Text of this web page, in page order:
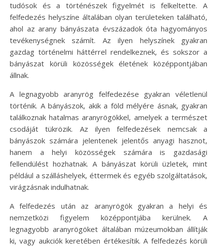
tudósok és a történészek figyelmét is felkeltette. A
felfedezés helyszíne általában olyan területeken található,
ahol az arany bányászata évszázadok óta hagyományos
tevékenységnek számít. Az ilyen helyszínek gyakran
gazdag történelmi háttérrel rendelkeznek, és sokszor a
bányászat körüli közösségek életének középpontjában
állnak.
A legnagyobb aranyrög felfedezése gyakran véletlenül
történik. A bányászok, akik a föld mélyére ásnak, gyakran
találkoznak hatalmas aranyrögökkel, amelyek a természet
csodáját tükrözik. Az ilyen felfedezések nemcsak a
bányászok számára jelentenek jelentős anyagi hasznot,
hanem a helyi közösségek számára is gazdasági
fellendülést hozhatnak. A bányászat körüli üzletek, mint
például a szálláshelyek, éttermek és egyéb szolgáltatások,
virágzásnak indulhatnak.
A felfedezés után az aranyrögök gyakran a helyi és
nemzetközi figyelem középpontjába kerülnek. A
legnagyobb aranyrögöket általában múzeumokban állítják
ki, vagy aukciók keretében értékesítik. A felfedezés körüli